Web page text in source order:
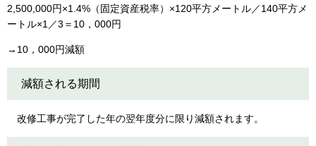
2,500,000円×1.4%（固定資産税率）×120平方メートル／140平方メ
ートル×1／3＝10，000円
→10，000円減額
減額される期間
改修工事が完了した年の翌年度分に限り減額されます。